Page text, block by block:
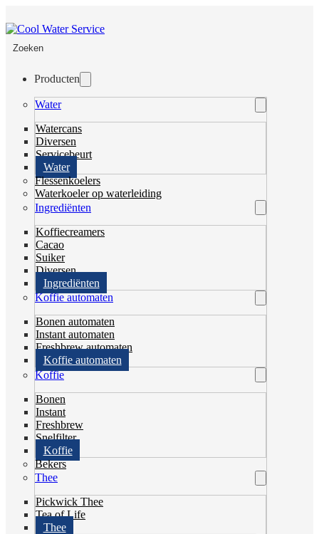
Zoeken
Producten
Water
Watercans
Diversen
Servicebeurt
Water
Flessenkoelers
Waterkoeler op waterleiding
Ingrediënten
Koffiecreamers
Cacao
Suiker
Diversen
Ingrediënten
Koffie automaten
Bonen automaten
Instant automaten
Freshbrew automaten
Koffie automaten
Koffie
Bonen
Instant
Freshbrew
Snelfilter
Koffie
Bekers
Thee
Pickwick Thee
Tea of Life
Thee